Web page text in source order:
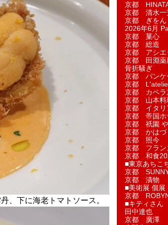
、下に海老トマトソース。
京都
京都 清水一
京都 ぎをん
2026年6月
京都 菓​心
京都 総造
京都 アシエ
京都 田淵薬
骨折騒ぎ
京都 パンケ
京都
京都 カペラ
京都 山本料
京都 イタリ
京都 帝国ホ
京都 祇園
京都 かはづ
京都 照今
京都 フラン
京都 和食
■東京あちこ
京都
京都 漬物
■美術展 個展
京都
■キティさん
田中達也
京都 廣澤